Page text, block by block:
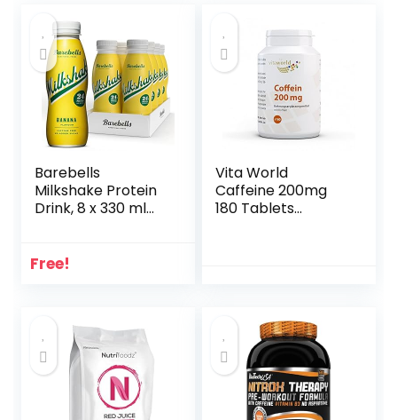
Barebells
Milkshake Protein
Drink, 8 x 330 ml
Free!
Vita World
Caffeine 200mg
180 Tablets